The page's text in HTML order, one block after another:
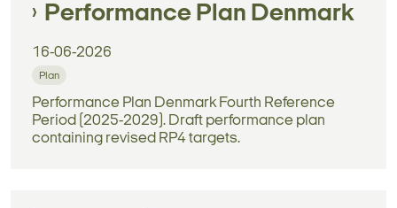
Performance Plan Denmark
16-06-2026
Plan
Performance Plan Denmark Fourth Reference
Period (2025-2029). Draft performance plan
containing revised RP4 targets.